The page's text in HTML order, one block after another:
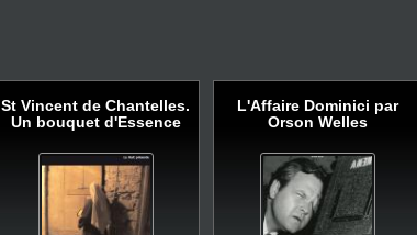
St Vincent de Chantelles.
Un bouquet d'Essence
L'Affaire Dominici par
Orson Welles